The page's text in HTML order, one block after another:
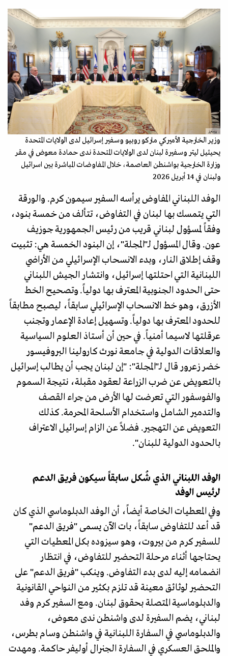
رويترز
وزير الخارجية الأميركي ماركو روبيو وسفير إسرائيل لدى الولايات المتحدة
يحيئيل ليتر وسفيرة لبنان لدى الولايات المتحدة ندى حمادة معوض في مقر
وزارة الخارجية بواشنطن العاصمة، خلال المفاوضات المباشرة بين اسرائيل
ولبنان في 14 أبريل 2026
​الوفد اللبناني المفاوض يرأسه السفير سيمون كرم. والورقة
التي يتمسك بها لبنان في التفاوض، تتألف من خمسة بنود،
وفقاً لمسؤول لبناني قريب من رئيس الجمهورية جوزيف
عون. وقال المسؤول لـ"المجلة"، إن البنود الخمسة هي: تثبيت
وقف إطلاق النار، وبدء الانسحاب الإسرائيلي من الأراضي
اللبنانية التي احتلتها إسرائيل، وانتشار الجيش اللبناني
حتى الحدود الجنوبية المعترف بها دولياً. وتصحيح الخط
الأزرق، وهو خط الانسحاب الإسرائيلي سابقاً، ليصبح مطابقاً
للحدود المعترف بها دولياً. وتسهيل إعادة الإعمار وتجنب
عرقلتها لاسيما أمنياً. في حين أن أستاذ العلوم السياسية
والعلاقات الدولية في جامعة نورث كارولينا البروفيسور
خضر زعرور قال لـ"المجلة": "إن لبنان يجب أن يطالب إسرائيل
بالتعويض عن ضرب الزراعة لعقود مقبلة، نتيجة السموم
والفوسفور التي تعرضت لها الأرض من جراء القصف
والتدمير الشامل واستخدام الأسلحة المحرمة. كذلك
التعويض عن التهجير. فضلاً عن الزام إسرائيل الاعتراف
بالحدود الدولية للبنان".
الوفد اللبناني الذي شُكل سابقاً سيكون فريق الدعم
لرئيس الوفد
​وفي المعطيات الخاصة أيضاً، أن الوفد الدبلوماسي الذي كان
قد أعد للتفاوض سابقاً، بات الآن يسمى "فريق الدعم"
للسفير كرم من بيروت، وهو سيزوده بكل المعطيات التي
يحتاجها أثناء مرحلة التحضير للتفاوض، في انتظار
انضمامه إليه لدى بدء التفاوض. وينكب "فريق الدعم" على
التحضير لوثائق معينة قد تلزم بكثير من النواحي القانونية
والدبلوماسية المتصلة بحقوق لبنان. ومع السفير كرم وفد
لبناني، يضم السفيرة لدى واشنطن ندى معوض،
والدبلوماسي في السفارة اللبنانية في واشنطن وسام بطرس،
والملحق العسكري في السفارة الجنرال أوليفر حاكمة. ومهدت